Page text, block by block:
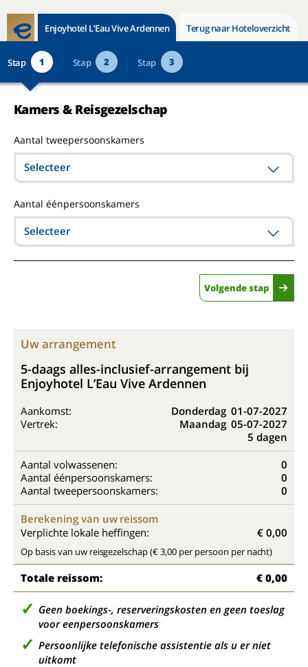
Enjoyhotel L’Eau Vive Ardennen Terug naar Hoteloverzicht
Stap 1 Stap 2 Stap 3
Kamers & Reisgezelschap
Aantal tweepersoonskamers
Selecteer
Aantal éénpersoonskamers
Selecteer
Volgende stap
Uw arrangement
5-daags alles-inclusief-arrangement bij
Enjoyhotel L’Eau Vive Ardennen
Aankomst: Donderdag 01-07-2027
Vertrek:
Maandag 05-07-2027
5 dagen
Aantal volwassenen:
0
Aantal éénpersoonskamers:
0
Aantal tweepersoonskamers:
0
Berekening van uw reissom
Verplichte lokale heffingen:
€ 0,00
Op basis van uw reisgezelschap (€ 3,00 per persoon per nacht)
Totale reissom: € 0,00
Geen boekings-, reserveringskosten en geen toeslag
voor eenpersoonskamers
Persoonlijke telefonische assistentie als u er niet
uitkomt